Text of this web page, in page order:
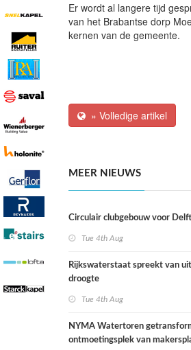
Er wordt al langere tijd
van het Brabantse dorp
kernen van de gemeente.
» Volledige artikel
MEER NIEUWS
Circulair clubgebouw voor
Tue 4th Aug
Rijkswaterstaat spreekt van
droogte
Tue 4th Aug
NYMA Watertoren
ontmoetingsplek van